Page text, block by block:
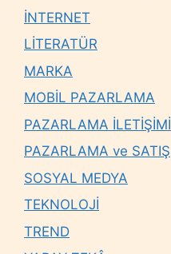
İNTERNET
LİTERATÜR
MARKA
MOBİL PAZARLAMA
PAZARLAMA İLETİŞİMİ
PAZARLAMA ve SATIŞ
SOSYAL MEDYA
TEKNOLOJİ
TREND